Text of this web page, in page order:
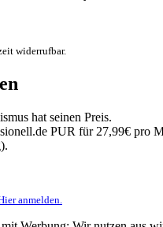
widerrufbar.
hat seinen Preis.
PUR für 27,99€ pro
anmelden.